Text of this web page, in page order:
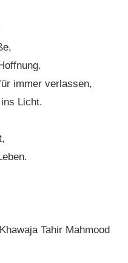
immer verlassen,
Licht.
Tahir Mahmood